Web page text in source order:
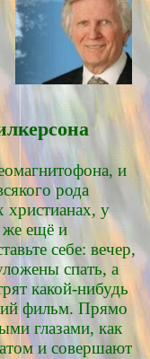
и
рода
христианах, у
же ещё и
себе: вечер,
спать, а
какой-нибудь
фильм. Прямо
глазами, как
и совершают